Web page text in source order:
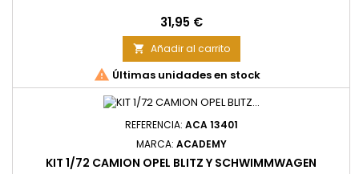
Precio
31,95 €
 Añadir al carrito
 Últimas unidades en stock
REFERENCIA: ACA 13401
MARCA: ACADEMY
KIT 1/72 CAMION OPEL BLITZ Y SCHWIMMWAGEN